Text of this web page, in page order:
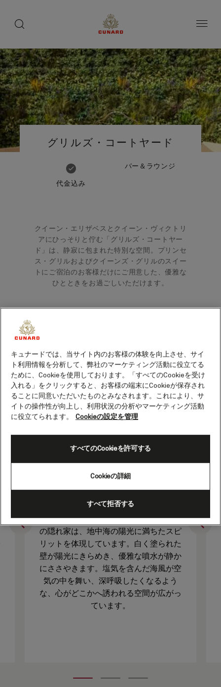
へ
ス
キ
ッ
プ
グリルズ・コートヤード
of
guests
代金込み
crew
バー＆ラウンジ
クイーン・エリザベスとクイーン・ヴィクトリ
アにひっそりと佇む「グリルズ・コートヤー
ド」は、静寂に包まれた特別な空間。プリンセ
ス・グリルおよびクイーンズ・グリルのスイー
トにご宿泊のお客様だけにご用意した、優雅な
ひとときをお過ごしいただけます。
陽光と潮風に満ちた、海
のサンクチュアリ
控えめな広さながら、魅力にあふれたこ
の隠れ家は、地中海の陽光に満ちたスピ
リットを体現しています。白く塗られた
壁が陽光にきらめき、優雅な噴水が静か
にささやきます。塩気を含んだ海風が空
気の中を舞い、深呼吸したくなるよう
な、心がどこかへ誘われる空間が広がっ
ています。
し
み
キュナードでは、当サイト内のお客様の体験を向上させ、サイ
ト利用情報を分析して、弊社のマーケティング活動に役立てる
ために、Cookieを使用しております。「すべてのCookieを受け
入れる」をクリックすると、お客様の端末にCookieが保存され
ることに同意いただいたものとみなされます。これにより、サ
イトの操作性が向上し、利用状況の分析やマーケティング活動
に役立てられます。
Cookieの設定を管理
Cookieの詳細
すべて拒否する
すべてのCookieを許可する